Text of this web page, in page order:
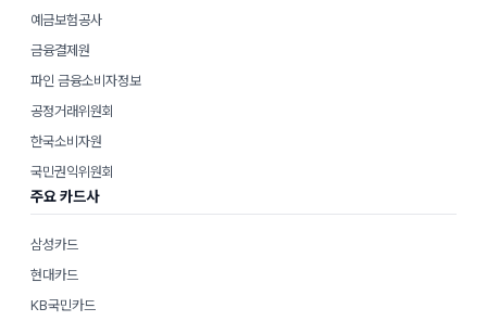
예금보험공사
금융결제원
파인 금융소비자정보
공정거래위원회
한국소비자원
국민권익위원회
주요 카드사
삼성카드
현대카드
KB국민카드